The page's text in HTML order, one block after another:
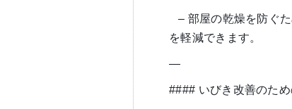
– 部屋の乾燥を防ぐ
を軽減できます。
—
#### いびき改善のた